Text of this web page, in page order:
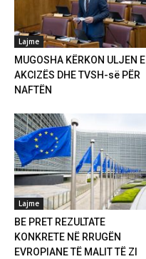
Lajme
MUGOSHA KËRKON ULJEN E
AKCIZËS DHE TVSH-së PËR
NAFTËN
Lajme
BE PRET REZULTATE
KONKRETE NË RRUGËN
EVROPIANE TË MALIT TË ZI